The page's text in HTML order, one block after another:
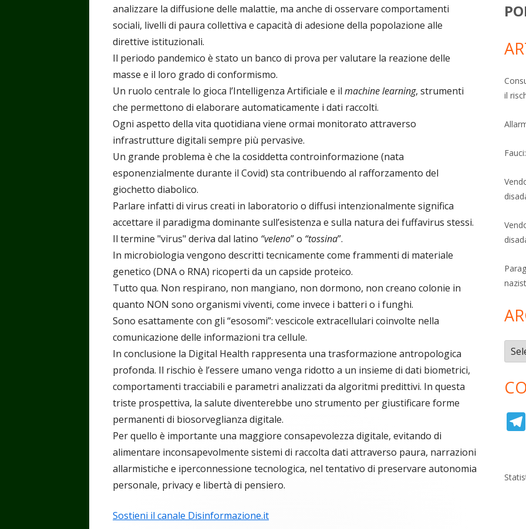
analizzare la diffusione delle malattie, ma anche di osservare comportamenti
sociali, livelli di paura collettiva e capacità di adesione della popolazione alle
direttive istituzionali.
Il periodo pandemico è stato un banco di prova per valutare la reazione delle
masse e il loro grado di conformismo.
Un ruolo centrale lo gioca l’Intelligenza Artificiale e il machine learning, strumenti
che permettono di elaborare automaticamente i dati raccolti.
Ogni aspetto della vita quotidiana viene ormai monitorato attraverso
infrastrutture digitali sempre più pervasive.
Un grande problema è che la cosiddetta controinformazione (nata
esponenzialmente durante il Covid) sta contribuendo al rafforzamento del
giochetto diabolico.
Parlare infatti di virus creati in laboratorio o diffusi intenzionalmente significa
accettare il paradigma dominante sull’esistenza e sulla natura dei fuffavirus stessi.
Il termine "virus" deriva dal latino “veleno” o “tossina”.
In microbiologia vengono descritti tecnicamente come frammenti di materiale
genetico (DNA o RNA) ricoperti da un capside proteico.
Tutto qua. Non respirano, non mangiano, non dormono, non creano colonie in
quanto NON sono organismi viventi, come invece i batteri o i funghi.
Sono esattamente con gli “esosomi”: vescicole extracellulari coinvolte nella
comunicazione delle informazioni tra cellule.
In conclusione la Digital Health rappresenta una trasformazione antropologica
profonda. Il rischio è l’essere umano venga ridotto a un insieme di dati biometrici,
comportamenti tracciabili e parametri analizzati da algoritmi predittivi. In questa
triste prospettiva, la salute diventerebbe uno strumento per giustificare forme
permanenti di biosorveglianza digitale.
Per quello è importante una maggiore consapevolezza digitale, evitando di
alimentare inconsapevolmente sistemi di raccolta dati attraverso paura, narrazioni
allarmistiche e iperconnessione tecnologica, nel tentativo di preservare autonomia
personale, privacy e libertà di pensiero.
Sostieni il canale Disinformazione.it
il